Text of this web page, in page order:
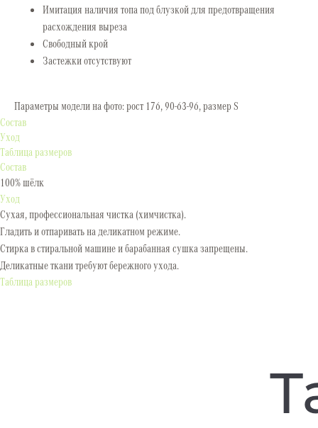
Имитация наличия топа под блузкой для предотвращения
расхождения выреза
Свободный крой
Застежки отсутствуют
Параметры модели на фото: рост 176, 90-63-96, размер S
Состав
Уход
Таблица размеров
Состав
100% шёлк
Уход
Сухая, профессиональная чистка (химчистка).
Гладить и отпаривать на деликатном режиме.
Стирка в стиральной машине и барабанная сушка запрещены.
Деликатные ткани требуют бережного ухода.
Таблица размеров